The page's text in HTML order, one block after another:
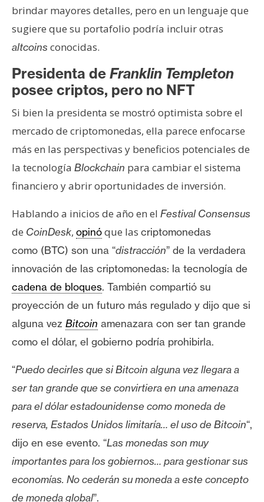
a
s
R
e
u
r
s
o
C
o
n
a
c
t
o
y
u
l
i
c
a
d
brindar mayores detalles, pero en un lenguaje que
sugiere que su portafolio podría incluir otras
altcoins conocidas.
Presidenta de Franklin Templeton
posee criptos, pero no NFT
Si bien la presidenta se mostró optimista sobre el
mercado de criptomonedas, ella parece enfocarse
más en las perspectivas y beneficios potenciales de
la tecnología Blockchain para cambiar el sistema
financiero y abrir oportunidades de inversión.
Hablando a inicios de año en el Festival Consensus
de CoinDesk, opinóque las criptomonedas
como (BTC) son una “distracción” de la verdadera
innovación de las criptomonedas: la tecnología de
cadena de bloques. También compartió su
proyección de un futuro más regulado y dijo que si
alguna vez Bitcoin amenazara con ser tan grande
como el dólar, el gobierno podría prohibirla.
“Puedo decirles que si Bitcoin alguna vez llegara a
ser tan grande que se convirtiera en una amenaza
para el dólar estadounidense como moneda de
reserva, Estados Unidos limitaría… el uso de Bitcoin“,
dijo en ese evento. “Las monedas son muy
importantes para los gobiernos… para gestionar sus
economías. No cederán su moneda a este concepto
de moneda global”.